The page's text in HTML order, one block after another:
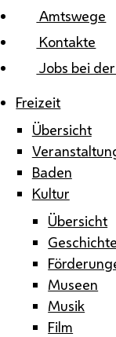
Amtswege
Kontakte
Jobs bei
Freizeit
Übersicht
Baden
Kultur
Übersicht
Geschichte
Museen
Musik
Film